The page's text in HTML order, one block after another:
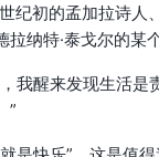
纪初的孟加拉诗人
纳特·泰戈尔的某
我醒来发现生活是
”